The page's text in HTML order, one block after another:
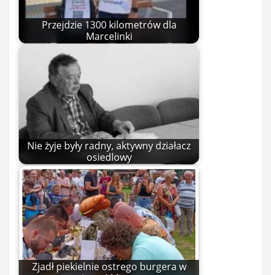
Przejdzie 1300 kilometrów dla
Marcelinki
Nie żyje były radny, aktywny działacz
osiedlowy
Zjadł piekielnie ostrego burgera w